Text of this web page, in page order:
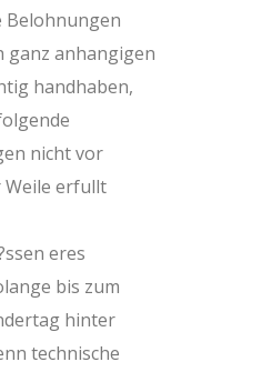
Belohnungen
ganz anhangigen
handhaben,
nicht vor
Weile erfullt
eres
bis zum
hinter
technische